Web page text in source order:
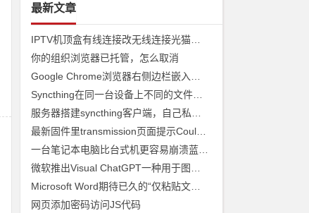
最新文章
你的组织浏览器已托管，怎么取消
网页添加密码访问JS代码